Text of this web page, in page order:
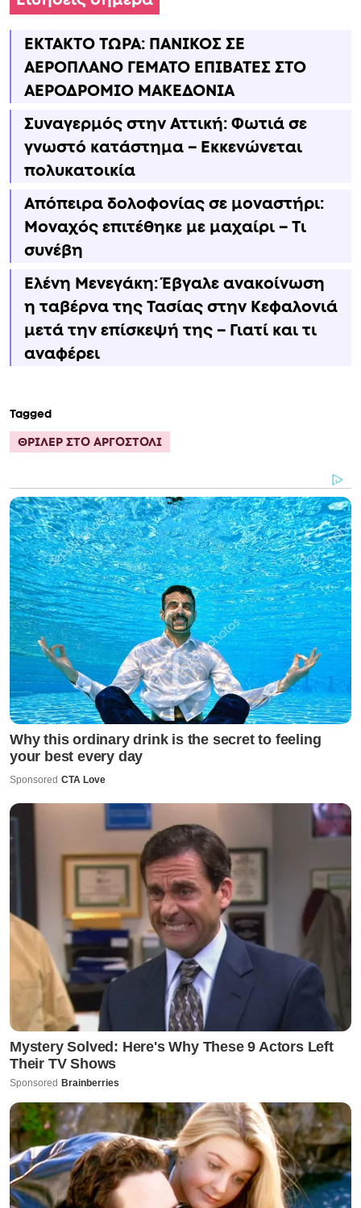
ΕΚΤΑΚΤΟ ΤΩΡΑ: ΠΑΝΙΚΟΣ ΣΕ
ΑΕΡΟΠΛΑΝΟ ΓΕΜΑΤΟ ΕΠΙΒΑΤΕΣ ΣΤΟ
ΑΕΡΟΔΡΟΜΙΟ ΜΑΚΕΔΟΝΙΑ
Συναγερμός στην Αττική: Φωτιά σε
γνωστό κατάστημα – Εκκενώνεται
πολυκατοικία
Απόπειρα δολοφονίας σε μοναστήρι:
Μοναχός επιτέθηκε με μαχαίρι – Τι
συνέβη
Ελένη Μενεγάκη: Έβγαλε ανακοίνωση
η ταβέρνα της Τασίας στην Κεφαλονιά
μετά την επίσκεψή της – Γιατί και τι
αναφέρει
Tagged
ΘΡΙΛΕΡ ΣΤΟ ΑΡΓΟΣΤΟΛΙ